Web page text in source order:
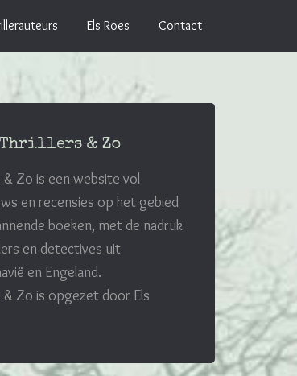
Els Roes Contact
Thrillers & Zo
& Zo is een website vol
en recensies op het gebied
boeken, met de nadruk
en detectives uit
en Engeland.
& Zo is opgezet door Els